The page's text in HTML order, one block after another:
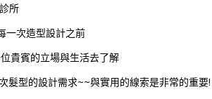
所
一次造型設計之前
貴賓的立場與生活去了解
髮型的設計需求~~與實用的線索是非常的重要!